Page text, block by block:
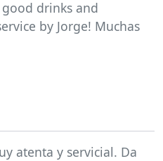
drinks and
by Jorge! Muchas
atenta y servicial. Da